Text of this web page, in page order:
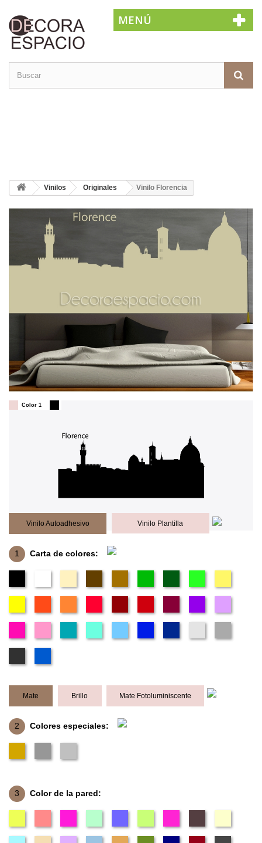
MENÚ
Vinilos Originales Vinilo Florencia
Color 1
Vinilo Autoadhesivo Vinilo Plantilla
1 Carta de colores:
Mate Brillo Mate Fotoluminiscente
2 Colores especiales:
3 Color de la pared: